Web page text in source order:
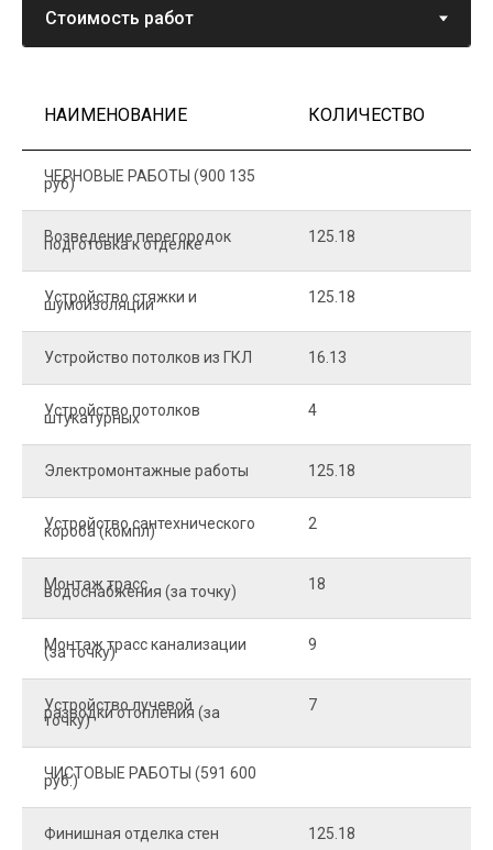
НАИМЕНОВАНИЕ КОЛИЧЕСТВО
ЧЕРНОВЫЕ РАБОТЫ (900 135
руб)
Возведение перегородок
подготовка к отделке 125.18
Устройство стяжки и
шумоизоляции 125.18
Устройство потолков из ГКЛ 16.13
Устройство потолков
штукатурных 4
Электромонтажные работы 125.18
Устройство сантехнического
короба (компл) 2
Монтаж трасс
водоснабжения (за точку) 18
Монтаж трасс канализации
(за точку) 9
Устройство лучевой
разводки отопления (за
точку)
7
ЧИСТОВЫЕ РАБОТЫ (591 600
руб.)
Финишная отделка стен 125.18